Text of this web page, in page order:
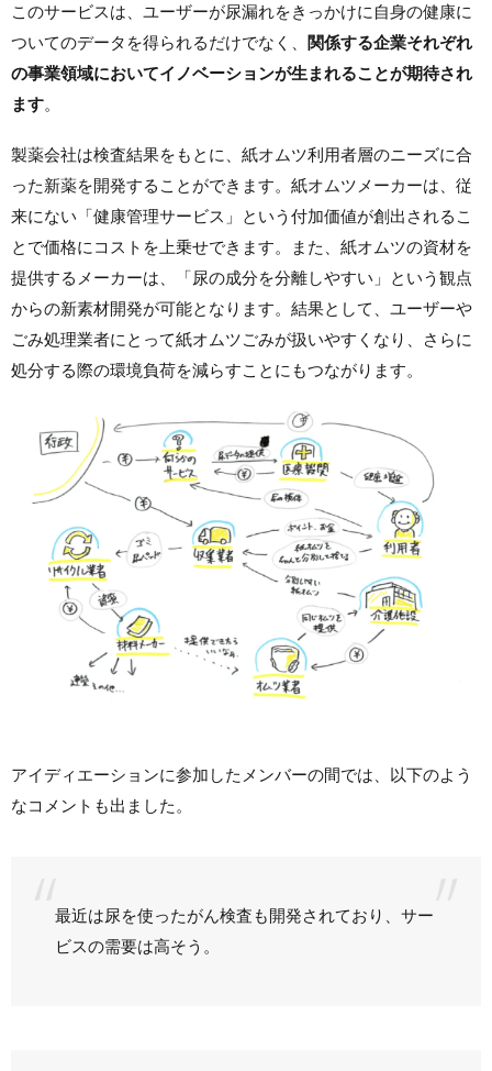
このサービスは、ユーザーが尿漏れをきっかけに自身の健康に
ついてのデータを得られるだけでなく、
関係する企業それぞれ
の事業領域においてイノベーションが生まれることが期待され
ます。
製薬会社は検査結果をもとに、紙オムツ利用者層のニーズに合
った新薬を開発することができます。紙オムツメーカーは、従
来にない「健康管理サービス」という付加価値が創出されるこ
とで価格にコストを上乗せできます。また、紙オムツの資材を
提供するメーカーは、「尿の成分を分離しやすい」という観点
からの新素材開発が可能となります。結果として、ユーザーや
ごみ処理業者にとって紙オムツごみが扱いやすくなり、さらに
処分する際の環境負荷を減らすことにもつながります。
アイディエーションに参加したメンバーの間では、以下のよう
なコメントも出ました。
最近は尿を使ったがん検査も開発されており、サー
ビスの需要は高そう。